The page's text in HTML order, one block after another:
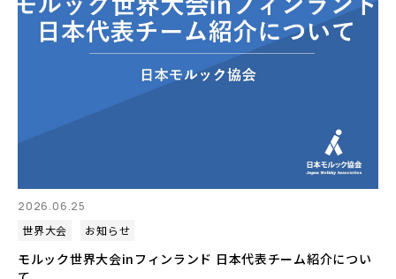
2026.06.25
世界大会
お知らせ
モルック世界大会inフィンランド 日本代表チーム紹介につい